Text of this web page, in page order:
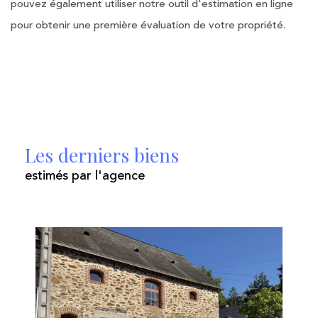
PERSONNELLES **
Les informations recueillies sur ce formulaire sont
enregistrées dans un fichier informatisé par La Boite Immo
agissant comme Sous-traitant du traitement pour la gestion
pouvez également utiliser notre outil d'estimation en ligne
pour obtenir une première évaluation de votre propriété.
Les derniers biens
estimés par l'agence